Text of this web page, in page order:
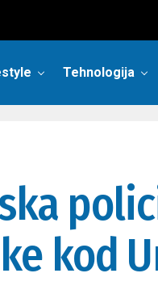
Tehnologija
kod